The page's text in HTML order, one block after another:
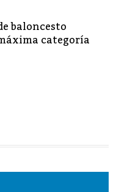
baloncesto
categoría